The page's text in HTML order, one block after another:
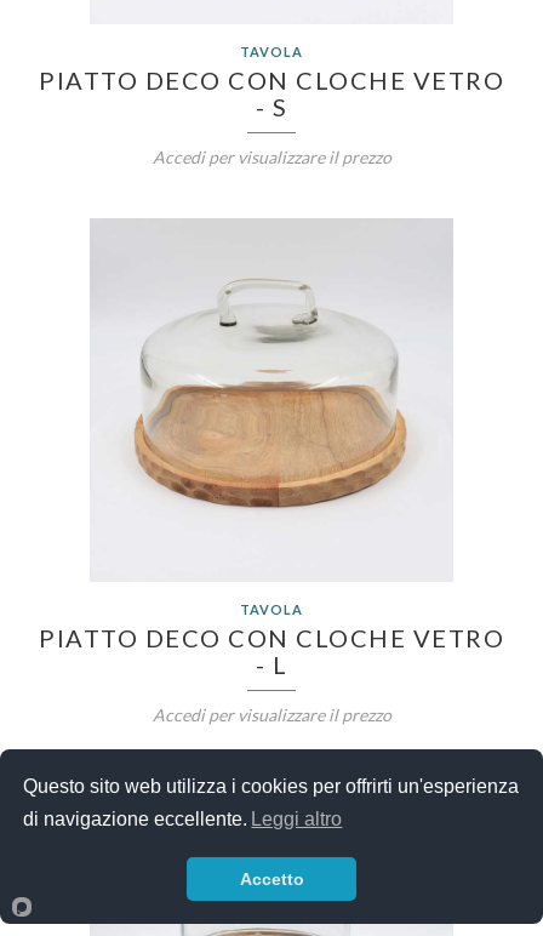
TAVOLA
PIATTO DECO CON CLOCHE VETRO
- S
Accedi per visualizzare il prezzo
TAVOLA
PIATTO DECO CON CLOCHE VETRO
- L
Accedi per visualizzare il prezzo
Questo sito web utilizza i cookies per offrirti un'esperienza
di navigazione eccellente. Leggi altro
Accetto